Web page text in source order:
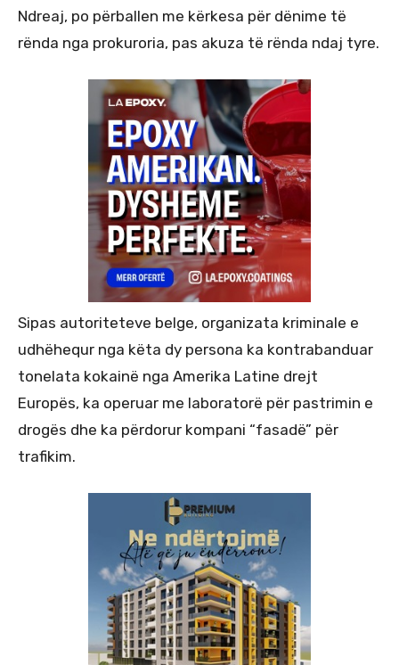
Ndreaj, po përballen me kërkesa për dënime të
rënda nga prokuroria, pas akuza të rënda ndaj tyre.
Sipas autoriteteve belge, organizata kriminale e
udhëhequr nga këta dy persona ka kontrabanduar
tonelata kokainë nga Amerika Latine drejt
Europës, ka operuar me laboratorë për pastrimin e
drogës dhe ka përdorur kompani “fasadë” për
trafikim.